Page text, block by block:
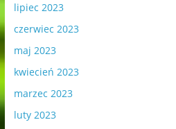
lipiec 2023
czerwiec 2023
maj 2023
kwiecień 2023
marzec 2023
luty 2023